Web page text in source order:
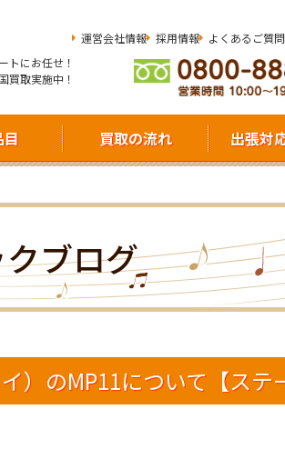
トにお任せ！
買取実施中！
運営会社情報 採用情報 よくあるご質問
目 買取の流れ 出張対
ブログ
）のMP11について【ステ